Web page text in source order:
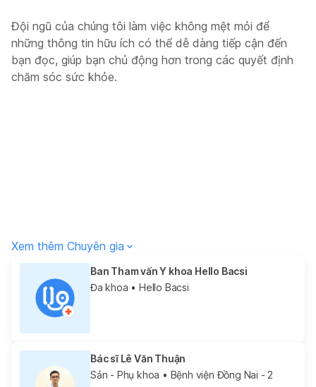
Đội ngũ của chúng tôi làm việc không mệt mỏi để
những thông tin hữu ích có thể dễ dàng tiếp cận đến
bạn đọc, giúp bạn chủ động hơn trong các quyết định
chăm sóc sức khỏe.
Xem thêm Chuyên gia
Ban Tham vấn Y khoa Hello Bacsi
Đa khoa • Hello Bacsi
Bác sĩ Lê Văn Thuận
Sản - Phụ khoa • Bệnh viện Đồng Nai - 2